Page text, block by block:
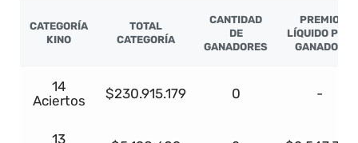
CATEGORÍA
KINO
TOTAL
CATEGORÍA
CANTIDAD
DE
GANADORES
PREMIO
LÍQUIDO POR
GANADOR
14
Aciertos
$230.915.179 0 -
13